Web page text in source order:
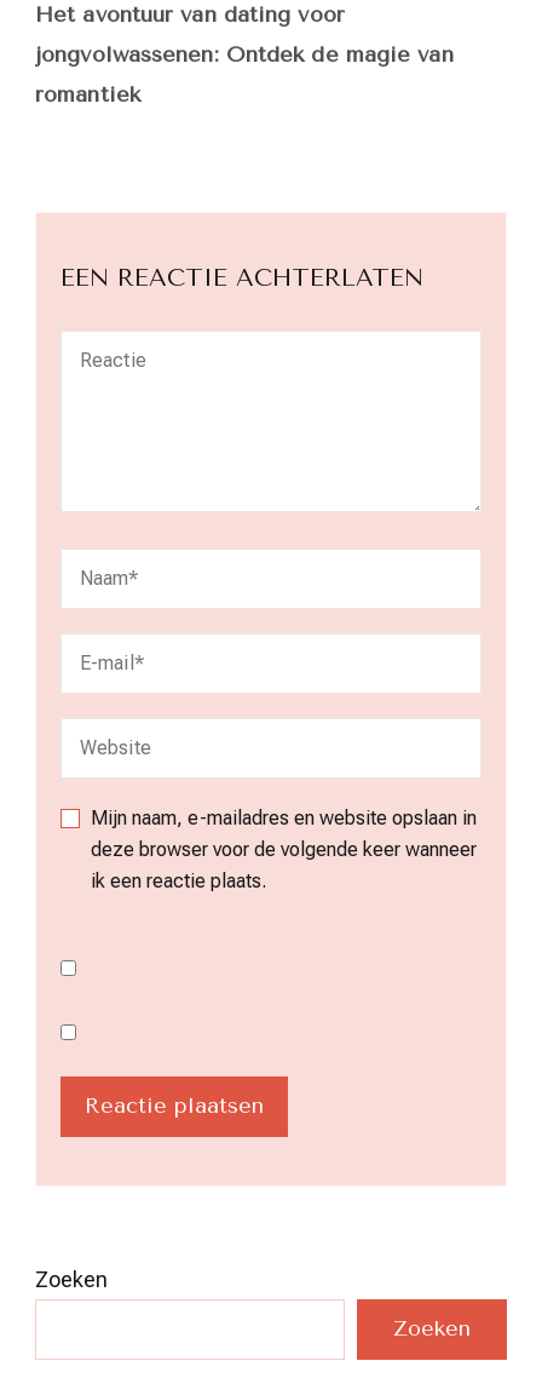
Het avontuur van dating voor
jongvolwassenen: Ontdek de magie van
romantiek
EEN REACTIE ACHTERLATEN
Mijn naam, e-mailadres en website opslaan in
deze browser voor de volgende keer wanneer
ik een reactie plaats.
Zoeken
Zoeken